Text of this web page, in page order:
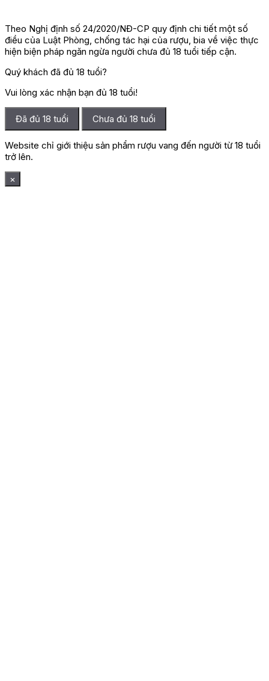
Theo Nghị định số 24/2020/NĐ-CP quy định chi tiết một số
điều của Luật Phòng, chống tác hại của rượu, bia về việc thực
hiện biện pháp ngăn ngừa người chưa đủ 18 tuổi tiếp cận.
Quý khách đã đủ 18 tuổi?
Vui lòng xác nhận bạn đủ 18 tuổi!
Đã đủ 18 tuổi Chưa đủ 18 tuổi
Website chỉ giới thiệu sản phẩm rượu vang đến người từ 18 tuổi
trở lên.
×